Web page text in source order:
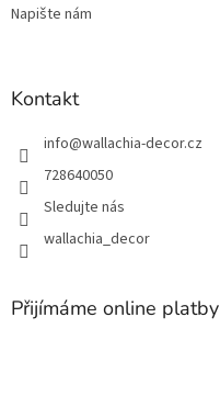
Napište nám
Kontakt
info@wallachia-decor.cz
728640050
Sledujte nás
wallachia_decor
Přijímáme online platby